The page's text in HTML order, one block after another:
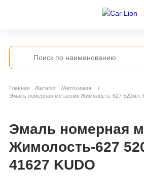
Главная Каталог
Автохимия
Эмаль номерная металлик Жимолость-627 520мл.
Эмаль номерная
Жимолость-627
41627 KUDO